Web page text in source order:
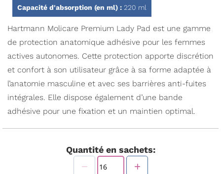
Capacité d'absorption (en ml) : 220 ml
Hartmann Molicare Premium Lady Pad est une gamme
de protection anatomique adhésive pour les femmes
actives autonomes. Cette protection apporte discrétion
et confort à son utilisateur grâce à sa forme adaptée à
l’anatomie masculine et avec ses barrières anti-fuites
intégrales. Elle dispose également d’une bande
adhésive pour une fixation et un maintien optimal.
Quantité en sachets: